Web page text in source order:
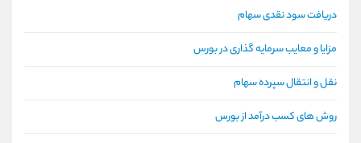
دریافت سود نقدی سهام
مزایا و معایب سرمایه گذاری در بورس
نقل و انتقال سپرده سهام
روش های کسب درآمد از بورس